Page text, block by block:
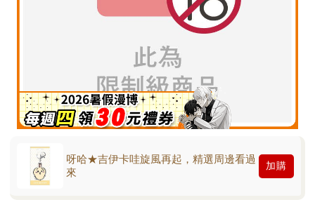
呀哈★吉伊卡哇旋風再起，精選周邊看過
來
加購